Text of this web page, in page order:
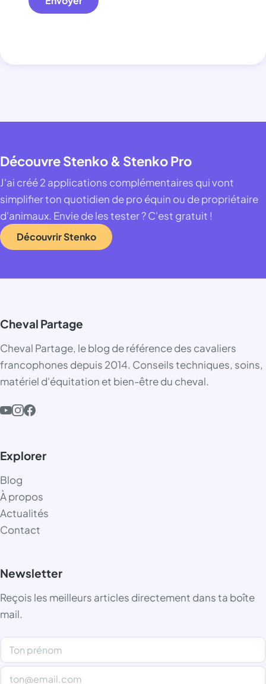
Découvre Stenko & Stenko Pro
J'ai créé 2 applications complémentaires qui vont
simplifier ton quotidien de pro équin ou de propriétaire
d'animaux. Envie de les tester ? C'est gratuit !
Découvrir Stenko
Cheval Partage
Cheval Partage, le blog de référence des cavaliers
francophones depuis 2014. Conseils techniques, soins,
matériel d'équitation et bien-être du cheval.
Explorer
Blog
À propos
Actualités
Contact
Newsletter
Reçois les meilleurs articles directement dans ta boîte
mail.